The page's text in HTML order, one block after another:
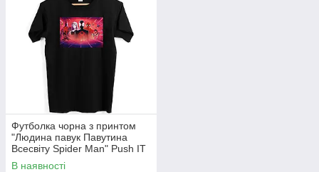
Футболка чорна з принтом
"Людина павук Павутина
Всесвіту Spider Man" Push IT
В наявності